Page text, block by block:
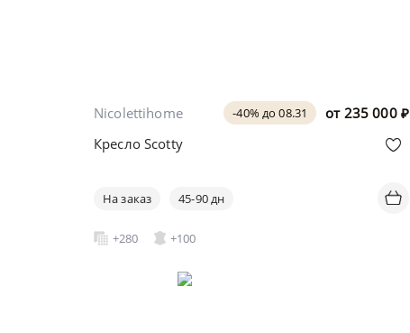
от 235 000 ₽
-40% до 08.31
Nicolettihome
Кресло Scotty
На заказ 45-90 дн
+280 +100